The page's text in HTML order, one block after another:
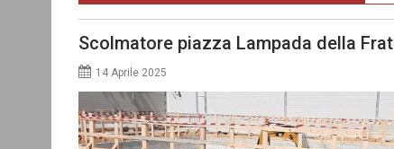
Scolmatore piazza Lampada della
14 Aprile 2025